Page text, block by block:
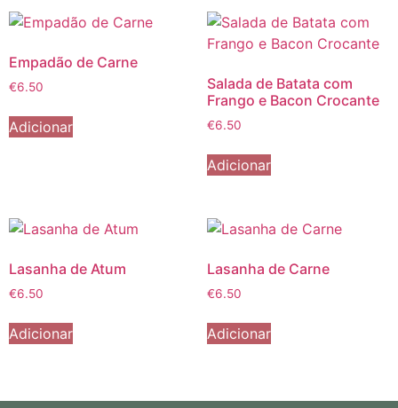
Empadão de Carne
€6.50
Adicionar
Salada de Batata com
Frango e Bacon Crocante
€6.50
Adicionar
Lasanha de Atum
€6.50
Adicionar
Lasanha de Carne
€6.50
Adicionar